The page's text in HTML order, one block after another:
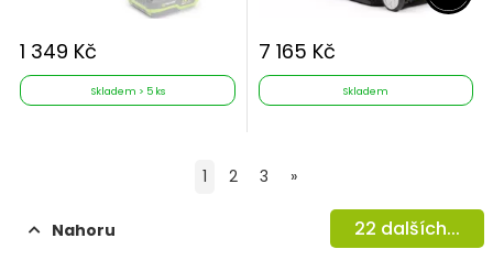
1 349 Kč
Skladem > 5 ks
7 165 Kč
Skladem
Nahoru
1 2 3 »
22 dalších...